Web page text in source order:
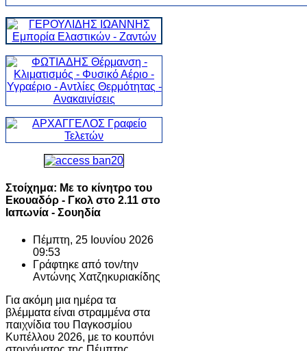
Στοίχημα: Με το κίνητρο του
Εκουαδόρ - Γκολ στο 2.11 στο
Ιαπωνία - Σουηδία
Πέμπτη, 25 Ιουνίου 2026
09:53
Γράφτηκε από τον/την
Αντώνης Χατζηκυριακίδης
Για ακόμη μια ημέρα τα
βλέμματα είναι στραμμένα στα
παιχνίδια του Παγκοσμίου
Κυπέλλου 2026, με το κουπόνι